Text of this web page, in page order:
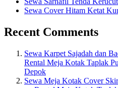
Sewa Cover Hitam Ketat
Recent Comments
Sewa Karpet Sajadah dan
Rental Meja Kotak Taplak
Depok
Sewa Meja Kotak Cover